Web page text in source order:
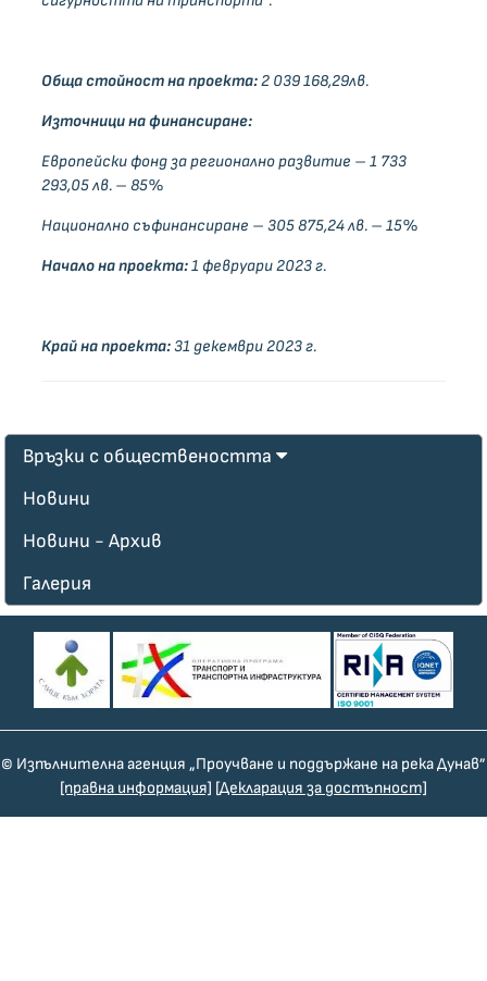
Обща стойност на проекта:2 039 168,29лв.
Източници на финансиране:
Европейски фонд за регионално развитие – 1 733
293,05 лв. – 85%
Национално съфинансиране – 305 875,24 лв. – 15%
Начало на проекта:1 февруари 2023 г.
Край на проекта:31 декември 2023 г.
Връзки с обществеността
Новини
Новини - Архив
Галерия
© Изпълнителна агенция „Проучване и поддържане на река Дунав”
[правна информация] [Декларация за достъпност]